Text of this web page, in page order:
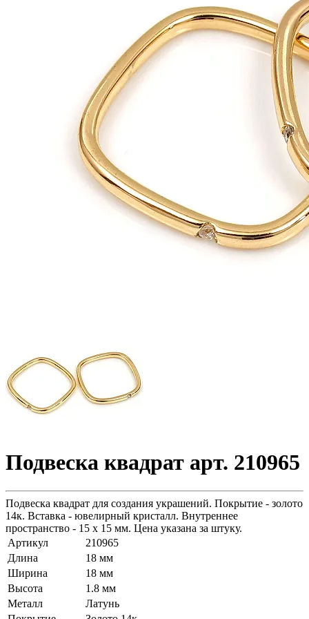
Подвеска квадрат арт. 210965
Подвеска квадрат для создания украшений. Покрытие - золото
14к. Вставка - ювелирный кристалл. Внутреннее
пространство - 15 х 15 мм. Цена указана за штуку.
Артикул
210965
Длина
18 мм
Ширина
18 мм
Высота
1.8 мм
Металл
Латунь